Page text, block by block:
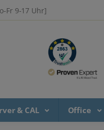
Fr 9-17 Uhr]
& CAL Office